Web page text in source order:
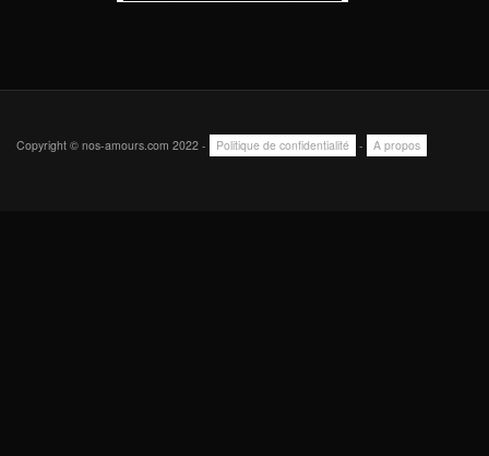
Copyright © nos-amours.com 2022 - Politique de confidentialité - A propos